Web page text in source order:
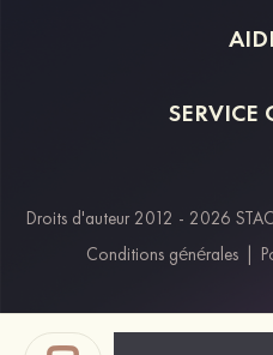
Retour et
SERVICE
Modes
Droits d'auteur 2012 - 2026
Conditions générales |